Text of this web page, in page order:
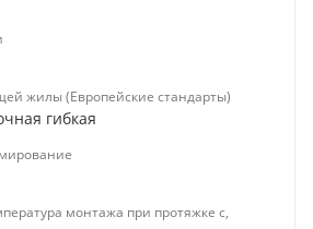
жилы (Европейские стандарты)
гибкая
монтажа при протяжке с,